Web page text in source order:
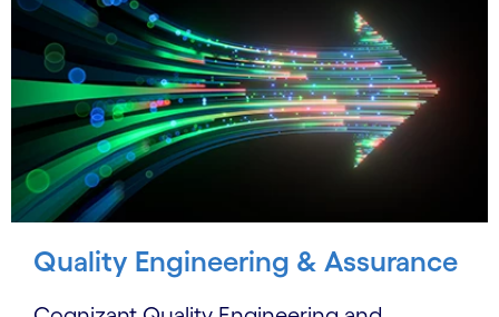
Quality Engineering & Assurance